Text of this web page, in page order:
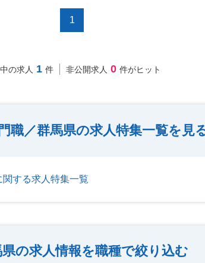
1
の求人 1 件 非公開求人 0 件がヒット
職／群馬県の求人特集一覧を見
関する求人特集一覧
の求人情報を職種で絞り込む